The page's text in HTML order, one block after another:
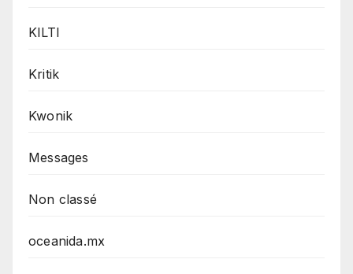
KILTI
Kritik
Kwonik
Messages
Non classé
oceanida.mx